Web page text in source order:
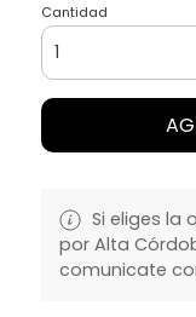
Cantidad
Si eliges la
por Alta
comunicate